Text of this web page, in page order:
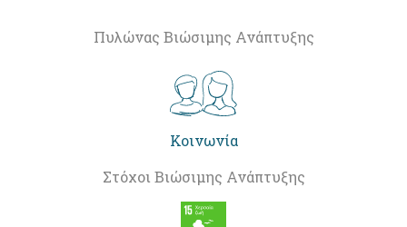
Πυλώνας Βιώσιμης Ανάπτυξης
Κοινωνία
Στόχοι Βιώσιμης Ανάπτυξης